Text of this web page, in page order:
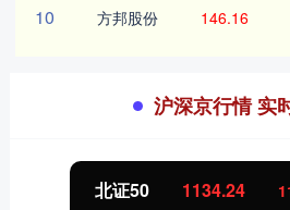
10 方邦股份 146.16
沪深京行情 实
北证50 1134.24